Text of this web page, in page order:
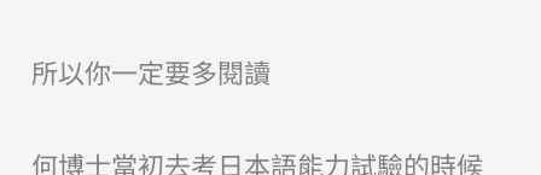
所以你一定要多閱讀
何博士當初去考日本語能力試驗的時候